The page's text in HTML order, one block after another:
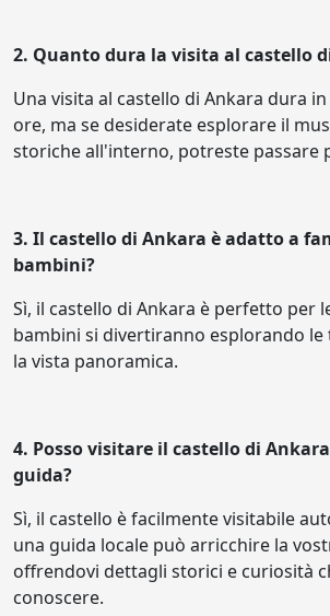
2. Quanto dura la visita al castello
Una visita al castello di Ankara dura
ore, ma se desiderate esplorare il
storiche all'interno, potreste passare
3. Il castello di Ankara è adatto a
bambini?
Sì, il castello di Ankara è perfetto per
bambini si divertiranno esplorando
la vista panoramica.
4. Posso visitare il castello di
guida?
Sì, il castello è facilmente visitabile
una guida locale può arricchire la
offrendovi dettagli storici e curiosità
conoscere.